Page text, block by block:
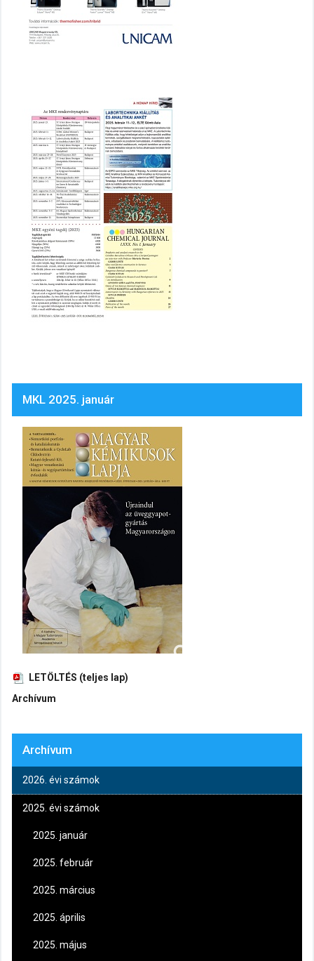
MKL 2025. január
LETÖLTÉS (teljes lap)
Archívum
Archívum
2026. évi számok
2025. évi számok
2025. január
2025. február
2025. március
2025. április
2025. május